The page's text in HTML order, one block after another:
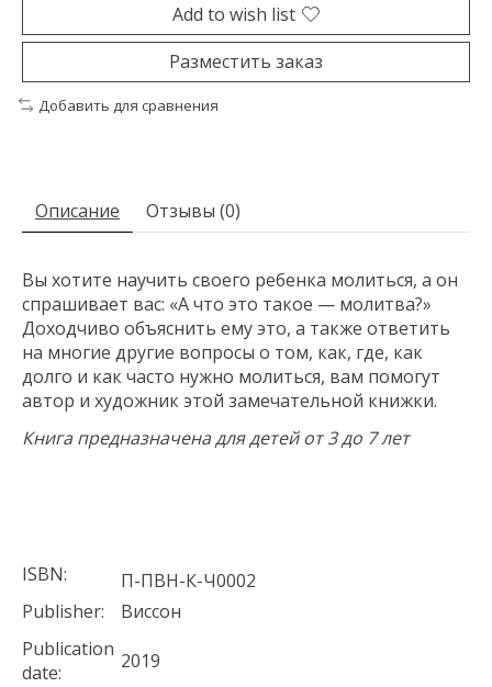
Add to wish list
Разместить заказ
Добавить для сравнения
Описание Отзывы (0)
Вы хотите научить своего ребенка молиться, а он
спрашивает вас: «А что это такое — молитва?»
Доходчиво объяснить ему это, а также ответить
на многие другие вопросы о том, как, где, как
долго и как часто нужно молиться, вам помогут
автор и художник этой замечательной книжки.
Книга предназначена для детей от 3 до 7 лет
ISBN:
П-ПВН-К-Ч0002
Publisher:
Виссон
Publication
date:
2019